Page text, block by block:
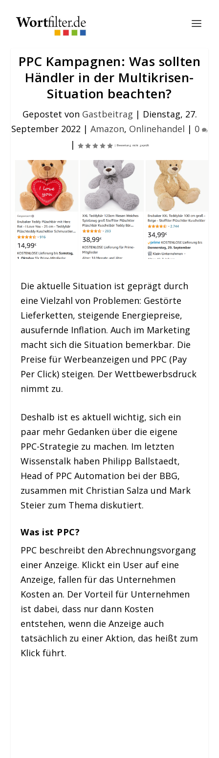
PPC Kampagnen: Was sollten
Händler in der Multikrisen-
Situation beachten?
Gepostet von Gastbeitrag | Dienstag, 27.
September 2022 | Amazon, Onlinehandel | 0
|
Die aktuelle Situation ist geprägt durch
eine Vielzahl von Problemen: Gestörte
Lieferketten, steigende Energiepreise,
ausufernde Inflation. Auch im Marketing
macht sich die Situation bemerkbar. Die
Preise für Werbeanzeigen und PPC (Pay
Per Click) steigen. Der Wettbewerbsdruck
nimmt zu.
Deshalb ist es aktuell wichtig, sich ein
paar mehr Gedanken über die eigene
PPC-Strategie zu machen. Im letzten
Wissenstalk haben Philipp Ballstaedt,
Head of PPC Automation bei der BBG,
zusammen mit Christian Salza und Mark
Steier zum Thema diskutiert.
Was ist PPC?
PPC beschreibt den Abrechnungsvorgang
einer Anzeige. Klickt ein User auf eine
Anzeige, fallen für das Unternehmen
Kosten an. Der Vorteil für Unternehmen
ist dabei, dass nur dann Kosten
entstehen, wenn die Anzeige auch
tatsächlich zu einer Aktion, das heißt zum
Klick führt.